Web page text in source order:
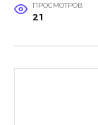
ПРОСМОТРОВ
21